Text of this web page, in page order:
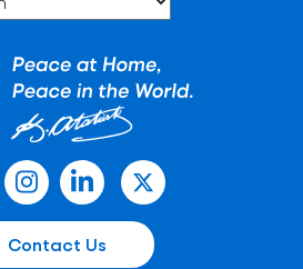
Contact Us